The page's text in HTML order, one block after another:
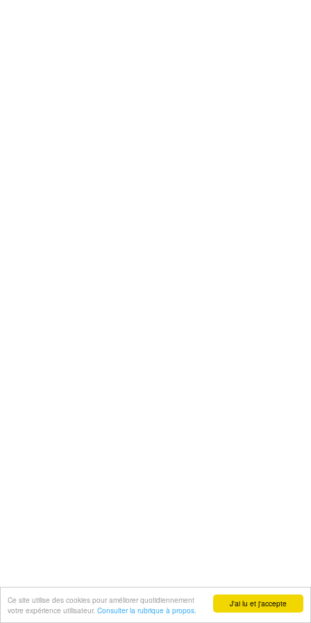
J'ai lu et j'accepte
Ce site utilise des cookies pour améliorer quotidiennement
votre expérience utilisateur. Consulter la rubrique à propos.